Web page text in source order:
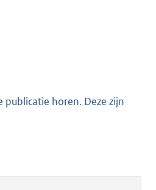
horen. Deze zijn